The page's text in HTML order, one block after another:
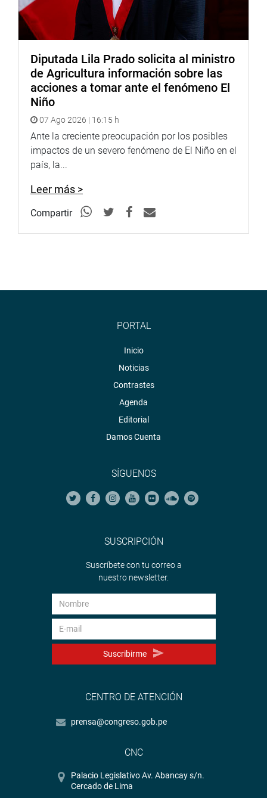
Diputada Lila Prado solicita al ministro
de Agricultura información sobre las
acciones a tomar ante el fenómeno El
Niño
07 Ago 2026 | 16:15 h
Ante la creciente preocupación por los posibles
impactos de un severo fenómeno de El Niño en el
país, la...
Leer más >
Compartir
PORTAL
Inicio
Noticias
Contrastes
Agenda
Editorial
Damos Cuenta
SÍGUENOS
SUSCRIPCIÓN
Suscríbete con tu correo a
nuestro newsletter.
Suscribirme
CENTRO DE ATENCIÓN
prensa@congreso.gob.pe
CNC
Palacio Legislativo Av. Abancay s/n.
Cercado de Lima